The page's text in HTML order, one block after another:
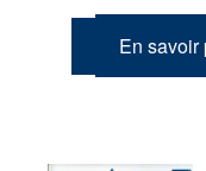
En savoir